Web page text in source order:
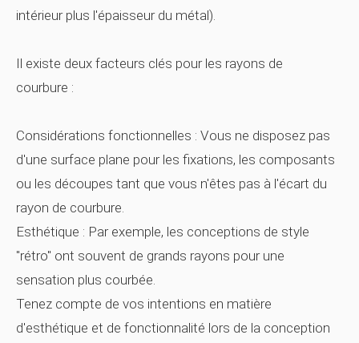
intérieur plus l'épaisseur du métal).
Il existe deux facteurs clés pour les rayons de
courbure :
Considérations fonctionnelles : Vous ne disposez pas
d'une surface plane pour les fixations, les composants
ou les découpes tant que vous n'êtes pas à l'écart du
rayon de courbure.
Esthétique : Par exemple, les conceptions de style
"rétro" ont souvent de grands rayons pour une
sensation plus courbée.
Tenez compte de vos intentions en matière
d'esthétique et de fonctionnalité lors de la conception